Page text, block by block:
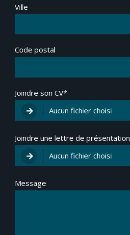
Ville
Code postal
Joindre son CV*
Joindre une lettre de présentation
Message